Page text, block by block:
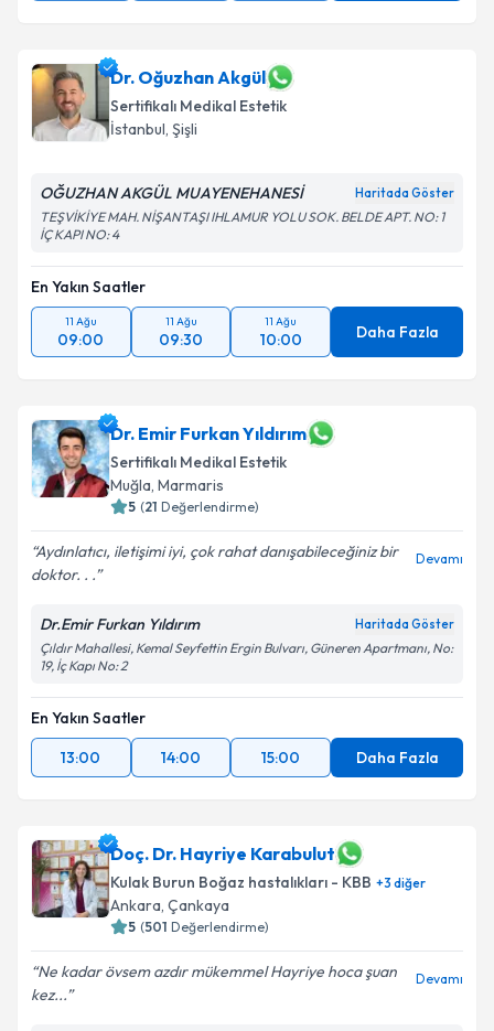
Dr. Oğuzhan Akgül
Sertifikalı Medikal Estetik
İstanbul, Şişli
OĞUZHAN AKGÜL MUAYENEHANESİ Haritada Göster
TEŞVİKİYE MAH. NİŞANTAŞI IHLAMUR YOLU SOK. BELDE APT. NO: 1
İÇ KAPI NO: 4
En Yakın Saatler
11 Ağu
09:00
11 Ağu
09:30
11 Ağu
10:00 Daha Fazla
Dr. Emir Furkan Yıldırım
Sertifikalı Medikal Estetik
Muğla, Marmaris
5 (21 Değerlendirme)
Aydınlatıcı, iletişimi iyi, çok rahat danışabileceğiniz bir
doktor. . .
Devamı
Dr.Emir Furkan Yıldırım Haritada Göster
Çıldır Mahallesi, Kemal Seyfettin Ergin Bulvarı, Güneren Apartmanı, No:
19, İç Kapı No: 2
En Yakın Saatler
13:00
14:00 15:00 Daha Fazla
Doç. Dr. Hayriye Karabulut
Kulak Burun Boğaz hastalıkları - KBB +3 diğer
Ankara, Çankaya
5 (501 Değerlendirme)
Ne kadar övsem azdır mükemmel Hayriye hoca şuan
kez...
Devamı